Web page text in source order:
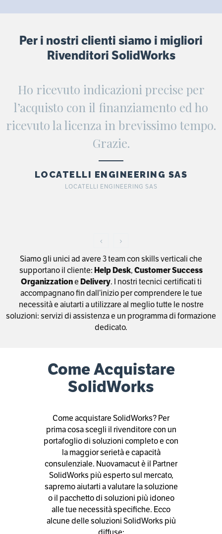
Per i nostri clienti siamo i migliori
Rivenditori SolidWorks
Ho ricevuto indicazioni precise per
l’acquisto con il finanziamento ed ho
ricevuto la licenza in brevissimo tempo.
Grazie.
LOCATELLI ENGINEERING SAS
LOCATELLI ENGINEERING SAS
Siamo gli unici ad avere 3 team con skills verticali che
supportano il cliente:Help Desk,Customer Success
OrganizzationeDelivery. I nostri tecnici certificati ti
accompagnano fin dall’inizio per comprendere le tue
necessità e aiutarti a utilizzare al meglio tutte le nostre
soluzioni: servizi di assistenza e un programma di formazione
dedicato.
Come Acquistare
SolidWorks
Come acquistare SolidWorks? Per
prima cosa scegli il rivenditore con un
portafoglio di soluzioni completo e con
la maggior serietà e capacità
consulenziale. Nuovamacut è il Partner
SolidWorks più esperto sul mercato,
sapremo aiutarti a valutare la soluzione
o il pacchetto di soluzioni più idoneo
alle tue necessità specifiche. Ecco
alcune delle soluzioni SolidWorks più